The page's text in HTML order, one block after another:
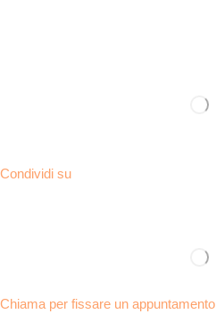
Condividi su
Chiama per fissare un appuntamento